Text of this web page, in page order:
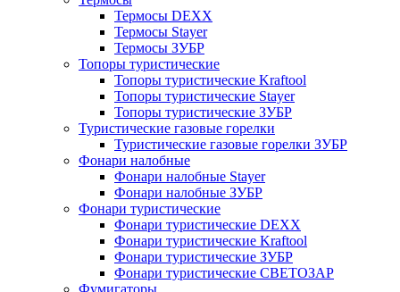
Термосы DEXX
Термосы Stayer
Термосы ЗУБР
Топоры туристические
Топоры туристические Kraftool
Топоры туристические Stayer
Топоры туристические ЗУБР
Туристические газовые горелки
Туристические газовые горелки ЗУБР
Фонари налобные
Фонари налобные Stayer
Фонари налобные ЗУБР
Фонари туристические
Фонари туристические DEXX
Фонари туристические Kraftool
Фонари туристические ЗУБР
Фонари туристические СВЕТОЗАР
Фумигаторы